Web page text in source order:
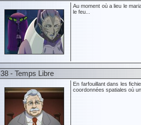
Au moment où a lieu le
le feu...
38 - Temps Libre
En farfouillant dans les
coordonnées spatiales où